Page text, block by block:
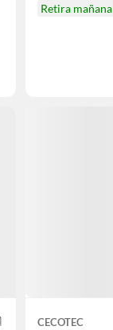
Retira mañana
CECOTEC